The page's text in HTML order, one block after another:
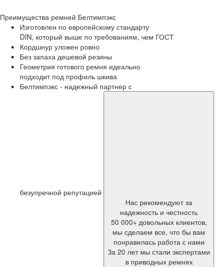
Преимущества ремней Белтимпэкс
Изготовлен по европейскому стандарту
DIN, который выше по требованиям, чем ГОСТ
Кордшнур уложен ровно
Без запаха дешевой резины
Геометрия готового ремня идеально
подходит под профиль шкива
Белтимпэкс - надежный партнер с
безупречной репутацией
Нас рекомендуют за
надежность и честность
50 000+ довольных клиентов,
мы сделаем все, что бы вам
понравилась работа с нами
За 20 лет мы стали экспертами
в приводных ремнях